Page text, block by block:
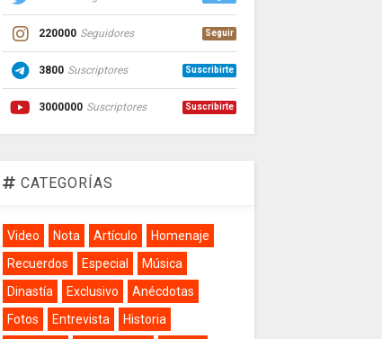
220000 Seguidores Seguir
3800 Suscriptores Suscribirte
3000000 Suscriptores Suscribirte
CATEGORÍAS
Video Nota Artículo
Homenaje
Recuerdos
Especial
Música
Dinastía
Exclusivo
Anécdotas
Fotos
Entrevista
Historia